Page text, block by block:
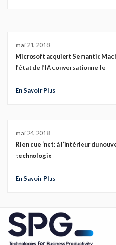
mai 21, 2018
Microsoft acquiert Semantic
l’état de l’IA conversationnelle
En Savoir Plus
mai 24, 2018
Rien que ‘net: à l’intérieur du
technologie
En Savoir Plus